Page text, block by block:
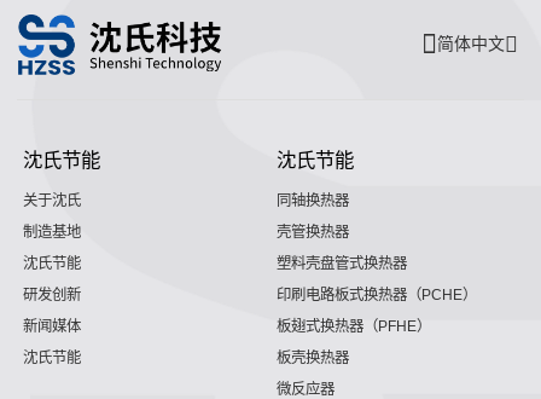
简体中文
沈氏节能
关于沈氏
制造基地
沈氏节能
研发创新
新闻媒体
沈氏节能
沈氏节能
同轴换热器
壳管换热器
塑料壳盘管式换热器
印刷电路板式换热器（PCHE）
板翅式换热器（PFHE）
板壳换热器
微反应器